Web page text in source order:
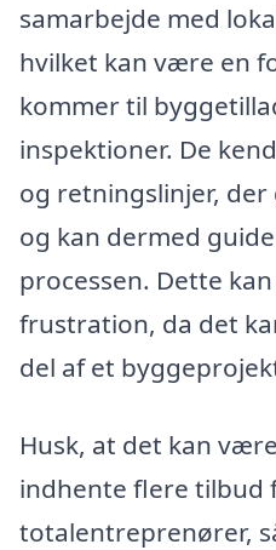
samarbejde med
hvilket kan være en
kommer til
inspektioner. De
og retningslinjer,
og kan dermed
processen. Dette
frustration, da det
del af et
Husk, at det kan
indhente flere tilbud
totalentreprenører,